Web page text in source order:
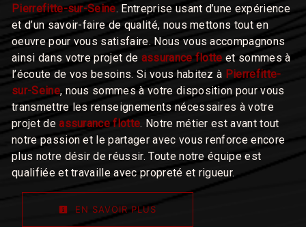
Pierrefitte-sur-Seine. Entreprise usant d’une expérience
et d’un savoir-faire de qualité, nous mettons tout en
oeuvre pour vous satisfaire. Nous vous accompagnons
ainsi dans votre projet de assurance flotte et sommes à
l’écoute de vos besoins. Si vous habitez à Pierrefitte-
sur-Seine, nous sommes à votre disposition pour vous
transmettre les renseignements nécessaires à votre
projet deassurance flotte. Notre métier est avant tout
notre passion et le partager avec vous renforce encore
plus notre désir de réussir. Toute notre équipe est
qualifiée et travaille avec propreté et rigueur.
EN SAVOIR PLUS